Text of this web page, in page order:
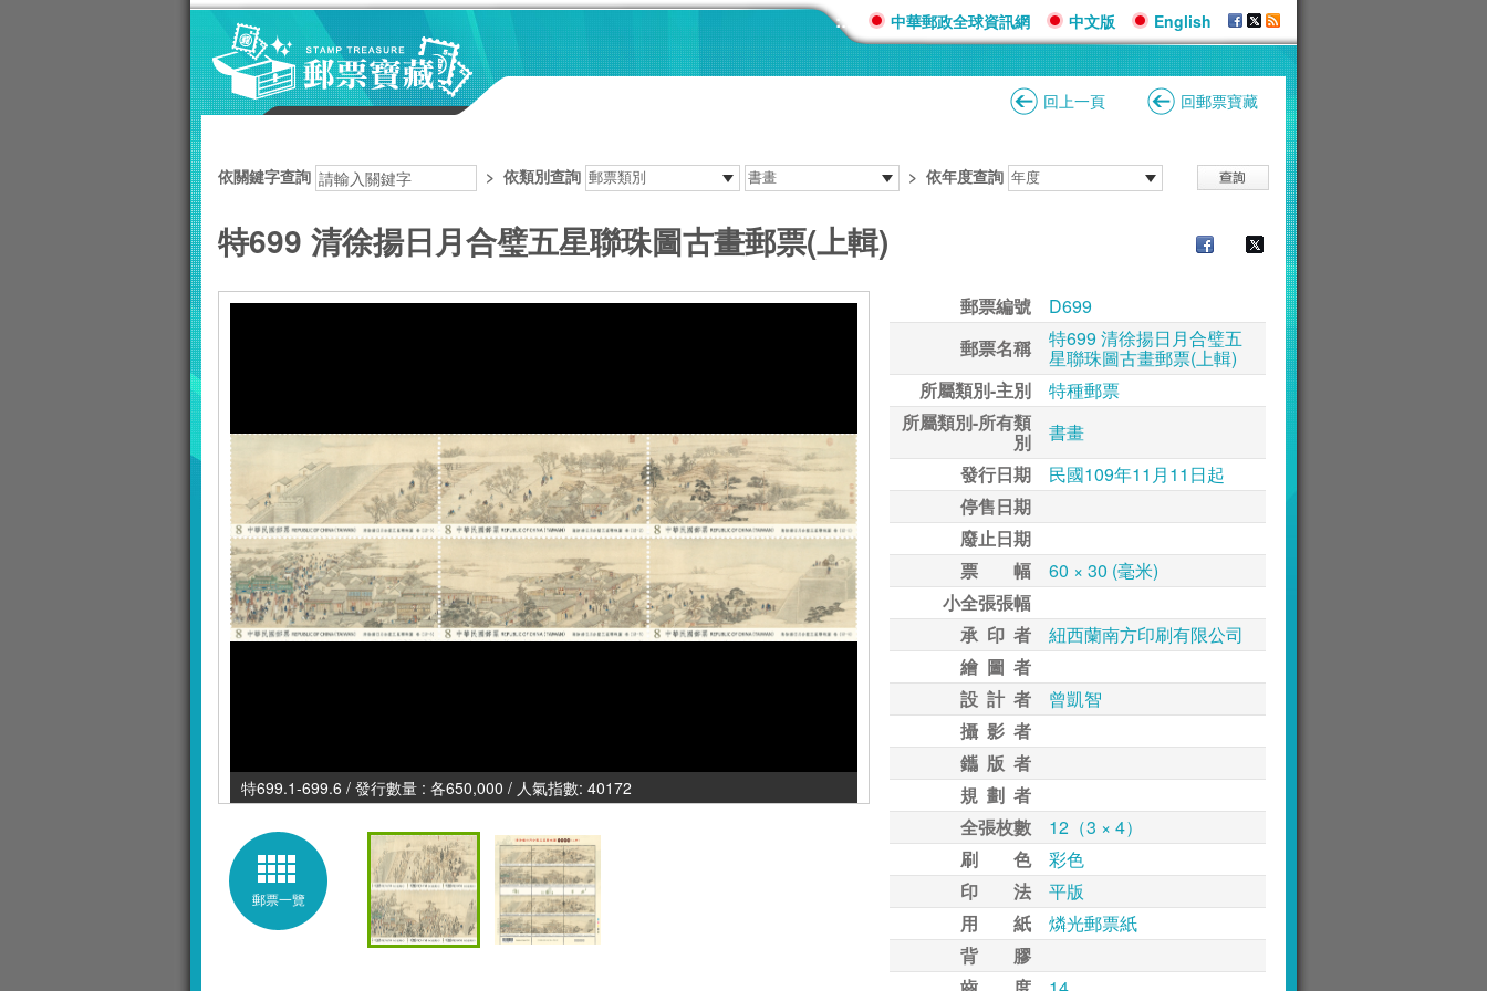
::: 中華郵政全球資訊網 中文版 English
回上一頁 回郵票寶藏
依關鍵字查詢 > 依類別查詢 > 依年度查詢
特699 清徐揚日月合璧五星聯珠圖古畫郵票(上輯)
特699.1-699.6 / 發行數量 : 各650,000 / 人氣指數: 40172
郵票一覽
郵票編號
D699
郵票名稱
特699 清徐揚日月合璧五
星聯珠圖古畫郵票(上輯)
所屬類別-主別
特種郵票
所屬類別-所有類
別
書畫
發行日期
民國109年11月11日起
停售日期
廢止日期
票 幅
60 × 30 (毫米)
小全張張幅
承 印 者
紐西蘭南方印刷有限公司
繪 圖 者
設 計 者
曾凱智
攝 影 者
鑴 版 者
規 劃 者
全張枚數
12（3 × 4）
刷 色
彩色
印 法
平版
用 紙
燐光郵票紙
背 膠